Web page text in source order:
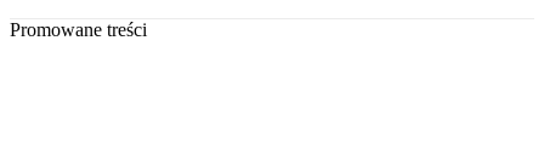
Promowane treści